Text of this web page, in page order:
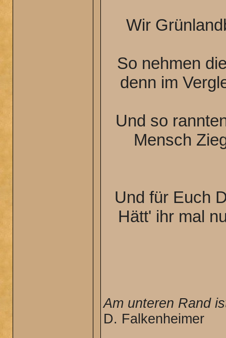
Wir
So nehmen
denn im
Und so
Mensch
Und für Euch
Hätt' ihr mal
Am unteren Rand
D. Falkenheimer